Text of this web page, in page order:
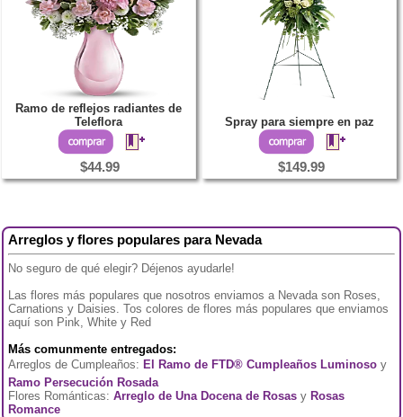
Ramo de reflejos radiantes de
Teleflora
$44.99
Spray para siempre en paz
$149.99
Arreglos y flores populares para Nevada
No seguro de qué elegir? Déjenos ayudarle!
Las flores más populares que nosotros enviamos a Nevada son Roses,
Carnations y Daisies. Tos colores de flores más populares que enviamos
aquí son Pink, White y Red
Más comunmente entregados:
Arreglos de Cumpleaños: El Ramo de FTD® Cumpleaños Luminoso y
Ramo Persecución Rosada
Flores Románticas: Arreglo de Una Docena de Rosas yRosas
Romance